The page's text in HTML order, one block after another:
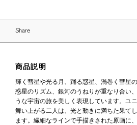
Share
商品説明
輝く彗星や光る月、踊る惑星、渦巻く彗星
惑星のリズム、銀河のうねりが重なり合い
うな宇宙の旅を美しく表現しています。ユ
舞い上がる二人は、光と動きに満ちた果て
ます。繊細なラインで手描きされた原画に